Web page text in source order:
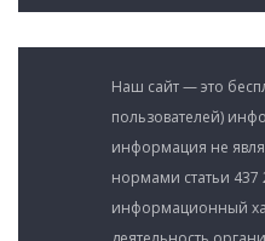
Наш сайт — это
пользователей)
информация не
нормами статьи
информационный